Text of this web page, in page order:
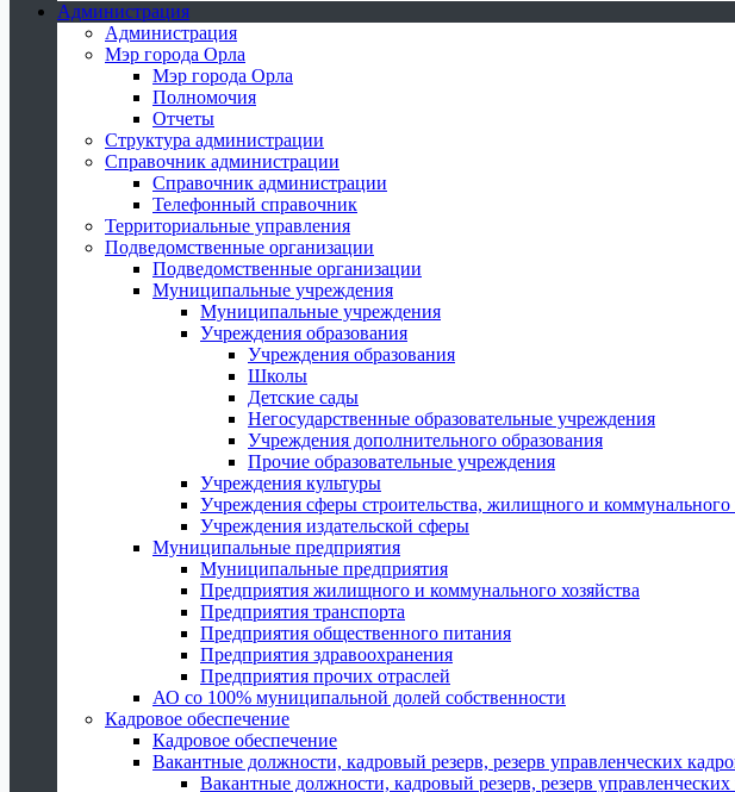
Администрация
Администрация
Мэр города Орла
Мэр города Орла
Полномочия
Отчеты
Структура администрации
Справочник администрации
Справочник администрации
Телефонный справочник
Территориальные управления
Подведомственные организации
Подведомственные организации
Муниципальные учреждения
Муниципальные учреждения
Учреждения образования
Учреждения образования
Школы
Детские сады
Негосударственные образовательные учреждения
Учреждения дополнительного образования
Прочие образовательные учреждения
Учреждения культуры
Учреждения сферы строительства, жилищного и коммунального
Учреждения издательской сферы
Муниципальные предприятия
Муниципальные предприятия
Предприятия жилищного и коммунального хозяйства
Предприятия транспорта
Предприятия общественного питания
Предприятия здравоохранения
Предприятия прочих отраслей
АО со 100% муниципальной долей собственности
Кадровое обеспечение
Кадровое обеспечение
Вакантные должности, кадровый резерв, резерв управленческих
Вакантные должности, кадровый резерв, резерв управленческих